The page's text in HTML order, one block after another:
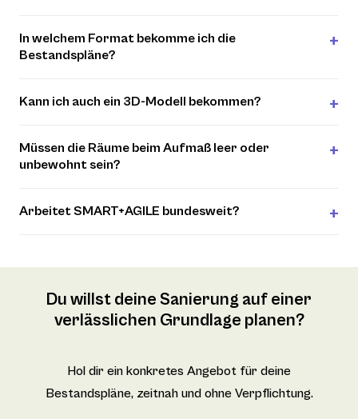
In welchem Format bekomme ich die
Bestandspläne?
Kann ich auch ein 3D-Modell bekommen?
Müssen die Räume beim Aufmaß leer oder
unbewohnt sein?
Arbeitet SMART+AGILE bundesweit?
Du willst deine Sanierung auf einer
verlässlichen Grundlage planen?
Hol dir ein konkretes Angebot für deine
Bestandspläne, zeitnah und ohne Verpflichtung.